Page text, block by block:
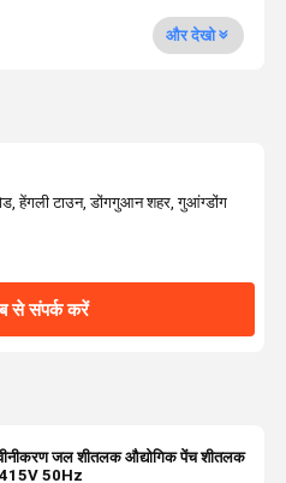
और देखो
हेंगली टाउन, डोंगगुआन शहर, गुआंग्डोंग
से संपर्क करें
जल शीतलक औद्योगिक पेंच शीतलक
415V 50Hz